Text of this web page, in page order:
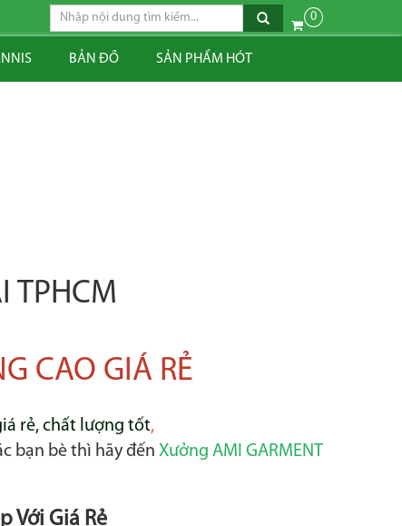
0
BẢN ĐỒ SẢN PHẨM HÓT
TPHCM
CAO GIÁ RẺ
rẻ, chất lượng tốt,
bạn bè thì hãy đến Xưởng AMI GARMENT
Với Giá Rẻ